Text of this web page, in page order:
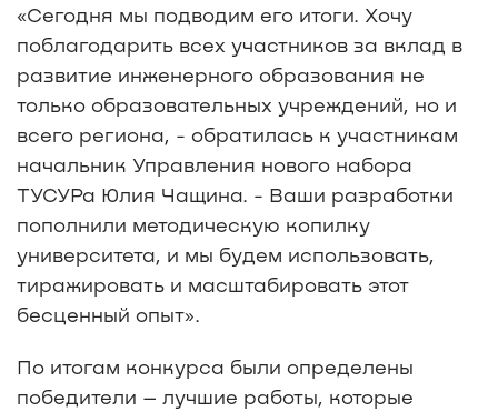
«Сегодня мы подводим его итоги. Хочу
поблагодарить всех участников за вклад в
развитие инженерного образования не
только образовательных учреждений, но и
всего региона, - обратилась к участникам
начальник Управления нового набора
ТУСУРа Юлия Чащина. - Ваши разработки
пополнили методическую копилку
университета, и мы будем использовать,
тиражировать и масштабировать этот
бесценный опыт».
По итогам конкурса были определены
победители – лучшие работы, которые